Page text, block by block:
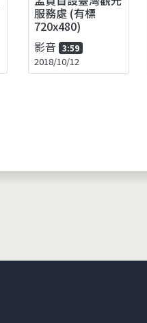
服務處 (有標
720x480)
影音 3:59
2018/10/12